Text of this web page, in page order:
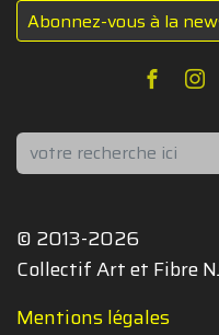
Abonnez-vous à la
Rechercher
© 2013-2026
Collectif Art et Fibre
Mentions légales